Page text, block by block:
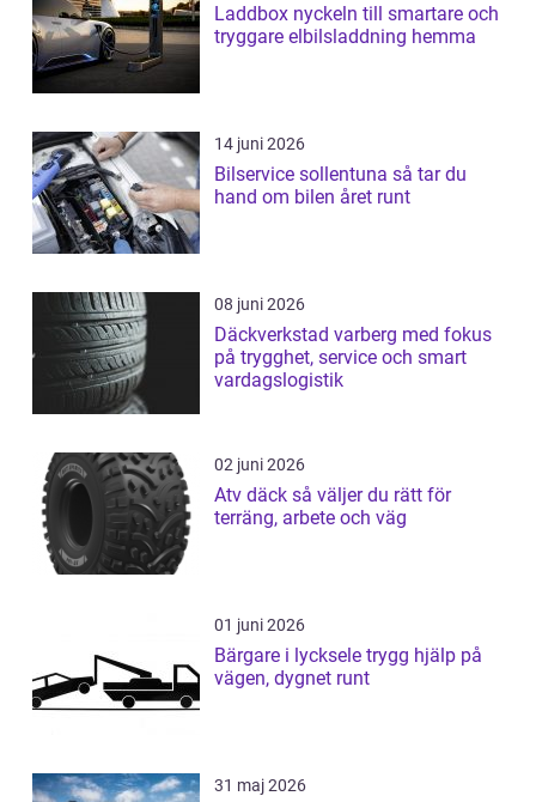
Laddbox nyckeln till smartare och
tryggare elbilsladdning hemma
14 juni 2026
Bilservice sollentuna så tar du
hand om bilen året runt
08 juni 2026
Däckverkstad varberg med fokus
på trygghet, service och smart
vardagslogistik
02 juni 2026
Atv däck så väljer du rätt för
terräng, arbete och väg
01 juni 2026
Bärgare i lycksele trygg hjälp på
vägen, dygnet runt
31 maj 2026